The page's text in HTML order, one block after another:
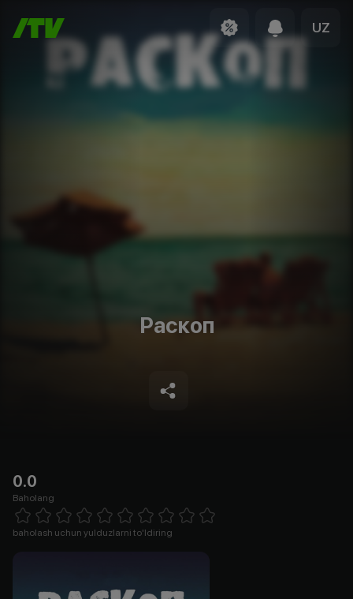
UZ
Раскоп
0.0
Baholang
1 Star 2 Stars 3 Stars 4 Stars5 Stars 6 Stars7 Stars8 Stars
baholash uchun yulduzlarni to'ldiring